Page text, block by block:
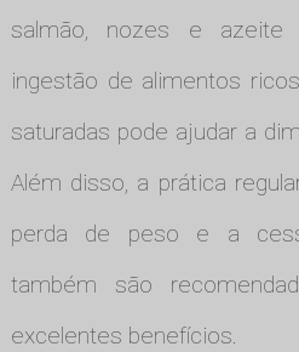
salmão, nozes e
ingestão de alimentos
saturadas pode ajudar a
Além disso, a prática
perda de peso e a
também são
excelentes benefícios.